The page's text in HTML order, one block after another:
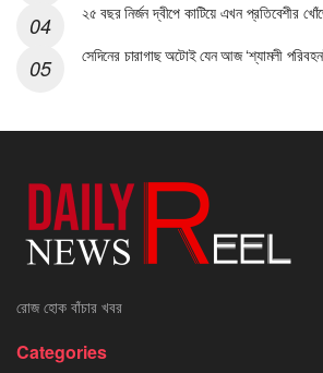
২৫ বছর নির্জন দ্বীপে কাটিয়ে এখন প্রতিবেশীর
সেদিনের চারাগাছ অটোই যেন আজ ‘শ্যামলী
রোজ হোক বাঁচার খবর
Categories